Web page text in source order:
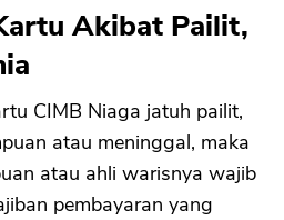
Akibat Pailit,
CIMB Niaga jatuh pailit,
atau meninggal, maka
atau ahli warisnya wajib
pembayaran yang